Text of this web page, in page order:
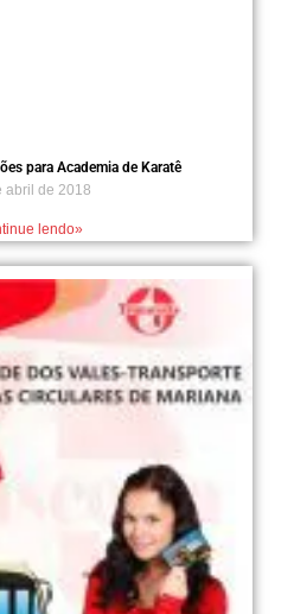
para Academia de Karatê
abril de 2018
lendo»